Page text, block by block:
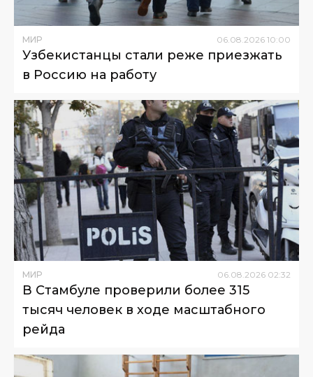
МИР 06.08.2026 10:00
Узбекистанцы стали реже приезжать
в Россию на работу
МИР 06 08 2026 02:32
В Стамбуле проверили более 315
тысяч человек в ходе масштабного
рейда